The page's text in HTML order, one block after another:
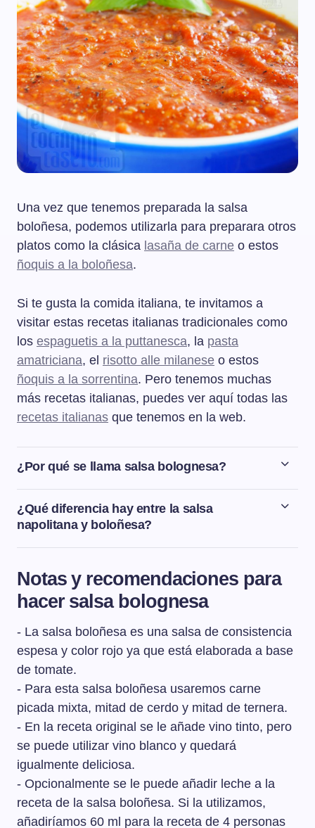
Una vez que tenemos preparada la salsa
boloñesa, podemos utilizarla para preparara otros
platos como la clásica lasaña de carne o estos
ñoquis a la boloñesa.
Si te gusta la comida italiana, te invitamos a
visitar estas recetas italianas tradicionales como
los espaguetis a la puttanesca, la pasta
amatriciana, el risotto alle milanese o estos
ñoquis a la sorrentina. Pero tenemos muchas
más recetas italianas, puedes ver aquí todas las
recetas italianas que tenemos en la web.
¿Por qué se llama salsa bolognesa?
El nombre bolognesa viene de la ciudad de Bolonia, en
Italia. En italiano, el nombre de la salsa boloñesa es
ragù bolognese. Ragù viene del francés ragoût, que
¿Qué diferencia hay entre la salsa
napolitana y boloñesa?
La principal diferencia entres la salsa napolitana y la
elaboración ni carne ni tocino, que sí lleva la salsa
boloñesa. Podemos decir que la salsa napolitana es
una salsa de tomate, también conocida como salsa
marinara.
Notas y recomendaciones para
hacer salsa bolognesa
- La salsa boloñesa es una salsa de consistencia
espesa y color rojo ya que está elaborada a base
de tomate.
- Para esta salsa boloñesa usaremos carne
picada mixta, mitad de cerdo y mitad de ternera.
- En la receta original se le añade vino tinto, pero
se puede utilizar vino blanco y quedará
igualmente deliciosa.
- Opcionalmente se le puede añadir leche a la
receta de la salsa boloñesa. Si la utilizamos,
añadiríamos 60 ml para la receta de 4 personas